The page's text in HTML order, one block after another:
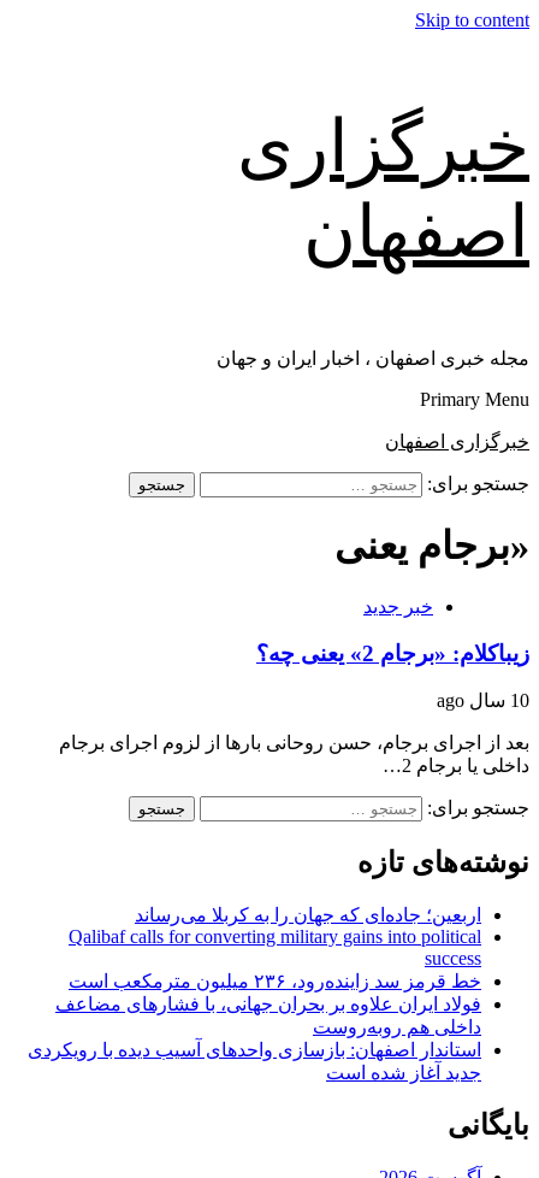
Skip to content
خبرگزاری
اصفهان
مجله خبری اصفهان ، اخبار ایران و جهان
Primary Menu
خبرگزاری اصفهان
جستجو برای:
«برجام یعنی
خبر جدید
زيباكلام: «برجام 2» یعنی چه؟
10 سال ago
بعد از اجرای برجام، حسن روحانی بارها از لزوم اجرای برجام
داخلی یا برجام 2…
جستجو برای:
نوشته‌های تازه
اربعین؛ جاده‌ای که جهان را به کربلا می‌رساند
Qalibaf calls for converting military gains into political
success
خط قرمز سد زاینده‌رود، ۲۳۶ میلیون مترمکعب است
فولاد ایران علاوه بر بحران جهانی، با فشارهای مضاعف
داخلی هم روبه‌روست
استاندار اصفهان: بازسازی واحدهای آسیب دیده با رویکردی
جدید آغاز شده است
بایگانی